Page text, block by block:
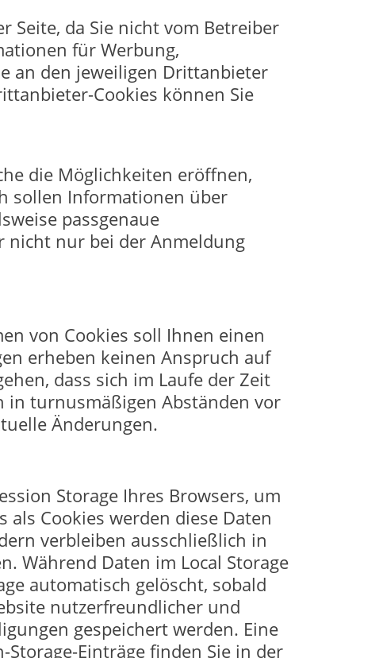
Seite, da Sie nicht vom Betreiber
für Werbung,
an den jeweiligen Drittanbieter
Cookies können Sie
die Möglichkeiten eröffnen,
sollen Informationen über
passgenaue
nicht nur bei der Anmeldung
von Cookies soll Ihnen einen
erheben keinen Anspruch auf
dass sich im Laufe der Zeit
in turnusmäßigen Abständen vor
Änderungen.
Storage Ihres Browsers, um
Cookies werden diese Daten
verbleiben ausschließlich in
Während Daten im Local Storage
automatisch gelöscht, sobald
nutzerfreundlicher und
gespeichert werden. Eine
Einträge finden Sie in der